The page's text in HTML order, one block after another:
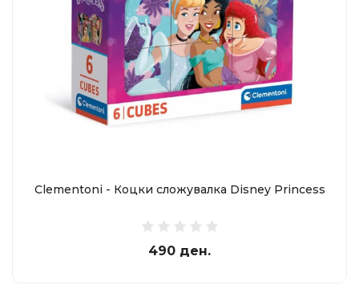
Clementoni - Коцки сложувалка Disney Princess
490 ден.